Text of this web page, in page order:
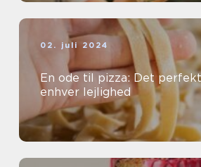
02. juli 2024
En ode til pizza: Det
enhver lejlighed